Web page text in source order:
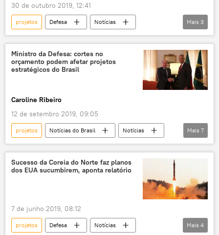
30 de outubro 2019, 12:41
projetos Defesa
Notícias
Marinha
navios
estaleiro
Rússia
Mais 3
Ministro da Defesa: cortes no
orçamento podem afetar projetos
estratégicos do Brasil
Caroline Ribeiro
12 de setembro 2019, 09:05
projetos Notícias do Brasil
Notícias
Portugal
reunião
orçamento militar
orçamento
orçamento público
cortes
cooperação
Mais 7
Sucesso da Coreia do Norte faz planos
dos EUA sucumbirem, aponta relatório
7 de junho 2019, 08:12
projetos Defesa
Notícias
Mais 4